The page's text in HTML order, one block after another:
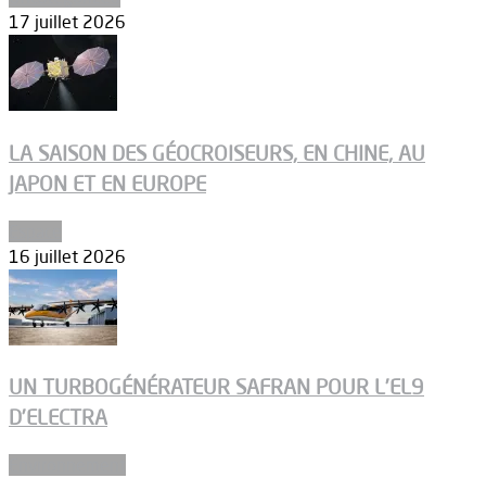
17 juillet 2026
LA SAISON DES GÉOCROISEURS, EN CHINE, AU
JAPON ET EN EUROPE
16 juillet 2026
UN TURBOGÉNÉRATEUR SAFRAN POUR L’EL9
D’ELECTRA